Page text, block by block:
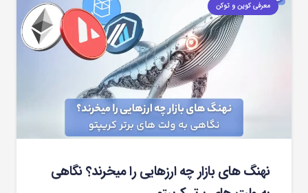
معرفی کوین و توکن
نهنگ های بازار چه ارزهایی را میخرند؟ نگاهی